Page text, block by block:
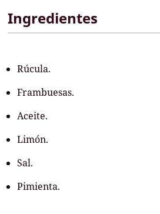
Ingredientes
Rúcula.
Frambuesas.
Aceite.
Limón.
Sal.
Pimienta.